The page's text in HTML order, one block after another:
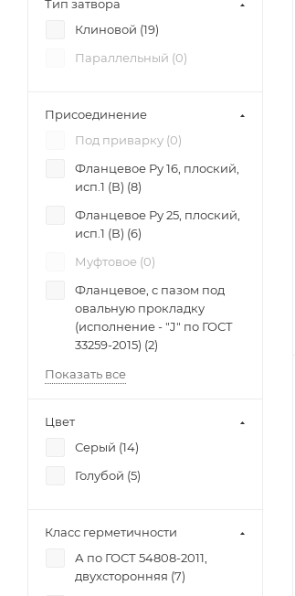
Тип затвора
Клиновой (19)
Параллельный (0)
Присоединение
Под приварку (0)
Фланцевое Ру 16, плоский,
исп.1 (В) (8)
Фланцевое Ру 25, плоский,
исп.1 (В) (6)
Муфтовое (0)
Фланцевое, с пазом под
овальную прокладку
(исполнение - "J" по ГОСТ
33259-2015) (2)
Показать все
Цвет
Серый (14)
Голубой (5)
Класс герметичности
А по ГОСТ 54808-2011,
двухсторонняя (7)